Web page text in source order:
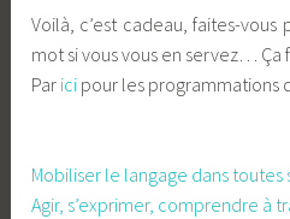
Voilà, c’est cadeau, faites-
mot si vous vous en servez… Ça
Par ici pour les programmations
Mobiliser le langage dans toutes
Agir, s’exprimer, comprendre à